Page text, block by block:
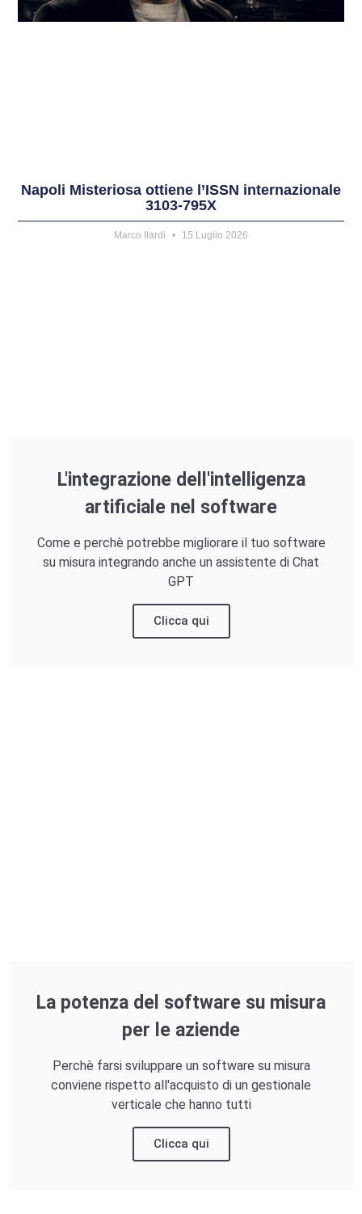
Napoli Misteriosa ottiene l’ISSN internazionale
3103-795X
Marco Ilardi 15 Luglio 2026
L'integrazione dell'intelligenza
artificiale nel software
Come e perchè potrebbe migliorare il tuo software
su misura integrando anche un assistente di Chat
GPT
Clicca qui
La potenza del software su misura
per le aziende
Perchè farsi sviluppare un software su misura
conviene rispetto all'acquisto di un gestionale
verticale che hanno tutti
Clicca qui